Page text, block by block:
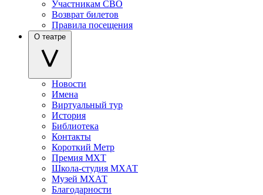
Участникам СВО
Возврат билетов
Правила посещения
О театре
Новости
Имена
Виртуальный тур
История
Библиотека
Контакты
Короткий Метр
Премия МХТ
Школа-студия МХАТ
Музей МХАТ
Благодарности